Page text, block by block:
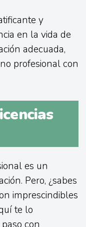
y
en la vida de
adecuada,
profesional con
es un
Pero, ¿sabes
imprescindibles
te lo